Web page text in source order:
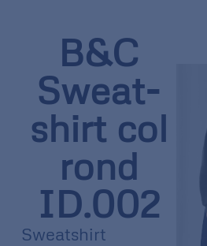
B&C
Sweat-
shirt col
rond
ID.002
Sweatshirt